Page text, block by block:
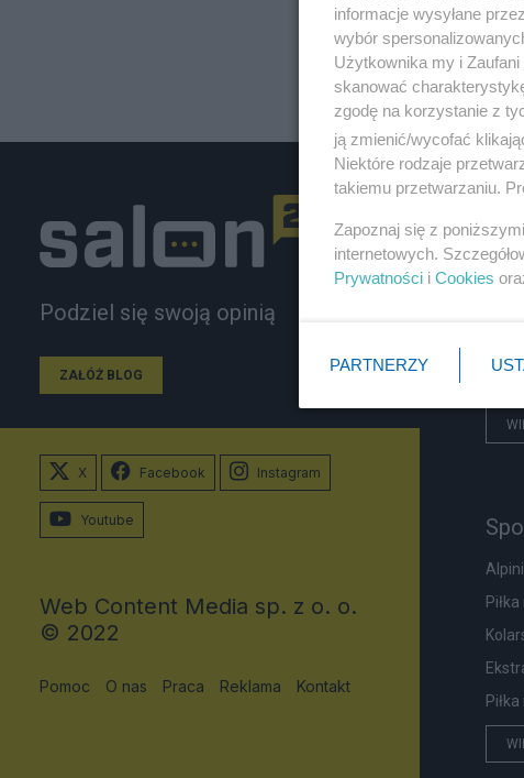
Podziel się swoją opinią
ZAŁÓŻ BLOG
KO
X Facebook Instagram
Youtube
Web Content Media sp. z o. o.
© 2022
Pomoc O nas Praca Reklama Kontakt
informacje wysyłane
wybór
Użytkownika my i
skanować
zgodę na korzystanie z
ją zmienić/wycofać
Niektóre rodzaje
takiemu przetwarzaniu.
Zapoznaj się z
internetowych.
Prywatności i Cookies
PARTNERZY